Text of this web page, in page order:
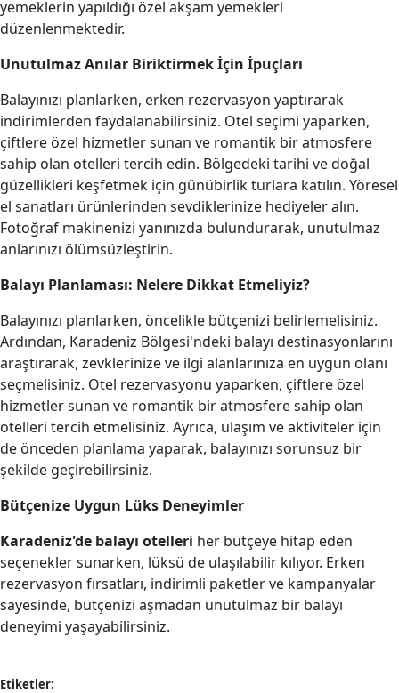
yemeklerin yapıldığı özel akşam yemekleri
düzenlenmektedir.
Unutulmaz Anılar Biriktirmek İçin İpuçları
Balayınızı planlarken, erken rezervasyon yaptırarak
indirimlerden faydalanabilirsiniz. Otel seçimi yaparken,
çiftlere özel hizmetler sunan ve romantik bir atmosfere
sahip olan otelleri tercih edin. Bölgedeki tarihi ve doğal
güzellikleri keşfetmek için günübirlik turlara katılın. Yöresel
el sanatları ürünlerinden sevdiklerinize hediyeler alın.
Fotoğraf makinenizi yanınızda bulundurarak, unutulmaz
anlarınızı ölümsüzleştirin.
Balayı Planlaması: Nelere Dikkat Etmeliyiz?
Balayınızı planlarken, öncelikle bütçenizi belirlemelisiniz.
Ardından, Karadeniz Bölgesi'ndeki balayı destinasyonlarını
araştırarak, zevklerinize ve ilgi alanlarınıza en uygun olanı
seçmelisiniz. Otel rezervasyonu yaparken, çiftlere özel
hizmetler sunan ve romantik bir atmosfere sahip olan
otelleri tercih etmelisiniz. Ayrıca, ulaşım ve aktiviteler için
de önceden planlama yaparak, balayınızı sorunsuz bir
şekilde geçirebilirsiniz.
Bütçenize Uygun Lüks Deneyimler
Karadeniz'de balayı otelleri her bütçeye hitap eden
seçenekler sunarken, lüksü de ulaşılabilir kılıyor. Erken
rezervasyon fırsatları, indirimli paketler ve kampanyalar
sayesinde, bütçenizi aşmadan unutulmaz bir balayı
deneyimi yaşayabilirsiniz.
Etiketler: